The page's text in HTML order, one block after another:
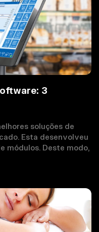
3
soluções de
Esta desenvolveu
módulos. Deste modo,